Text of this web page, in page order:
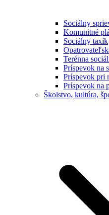
Sociálny
Komunitné
Sociálny taxík
Terénna
Príspevok na
Príspevok pri
Príspevok na
Školstvo, kultúra,